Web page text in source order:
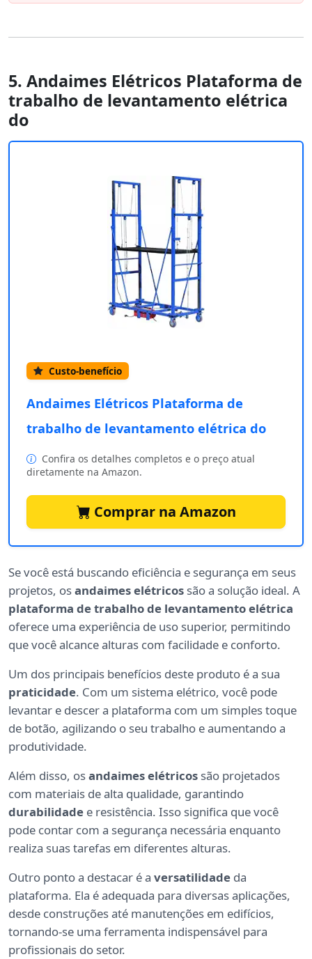
5. Andaimes Elétricos Plataforma de
trabalho de levantamento elétrica
do
Custo-benefício
Andaimes Elétricos Plataforma de
trabalho de levantamento elétrica do
Confira os detalhes completos e o preço atual
diretamente na Amazon.
Comprar na Amazon
Se você está buscando eficiência e segurança em seus
projetos, osandaimes elétricos são a solução ideal. A
plataforma de trabalho de levantamento elétrica
oferece uma experiência de uso superior, permitindo
que você alcance alturas com facilidade e conforto.
Um dos principais benefícios deste produto é a sua
praticidade. Com um sistema elétrico, você pode
levantar e descer a plataforma com um simples toque
de botão, agilizando o seu trabalho e aumentando a
produtividade.
Além disso, osandaimes elétricos são projetados
com materiais de alta qualidade, garantindo
durabilidade e resistência. Isso significa que você
pode contar com a segurança necessária enquanto
realiza suas tarefas em diferentes alturas.
Outro ponto a destacar é a versatilidade da
plataforma. Ela é adequada para diversas aplicações,
desde construções até manutenções em edifícios,
tornando-se uma ferramenta indispensável para
profissionais do setor.